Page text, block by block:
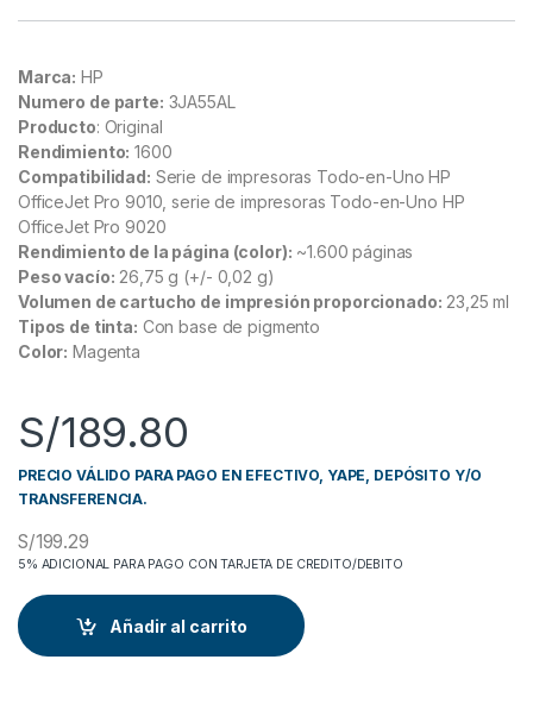
Marca: HP
Numero de parte: 3JA55AL
Producto: Original
Rendimiento: 1600
Compatibilidad: Serie de impresoras Todo-en-Uno HP
OfficeJet Pro 9010, serie de impresoras Todo-en-Uno HP
OfficeJet Pro 9020
Rendimiento de la página (color): ~1.600 páginas
Peso vacío: 26,75 g (+/- 0,02 g)
Volumen de cartucho de impresión proporcionado: 23,25 ml
Tipos de tinta: Con base de pigmento
Color: Magenta
S/189.80
PRECIO VÁLIDO PARA PAGO EN EFECTIVO, YAPE, DEPÓSITO Y/O
TRANSFERENCIA.
S/199.29
5% ADICIONAL PARA PAGO CON TARJETA DE CREDITO/DEBITO
Añadir al carrito